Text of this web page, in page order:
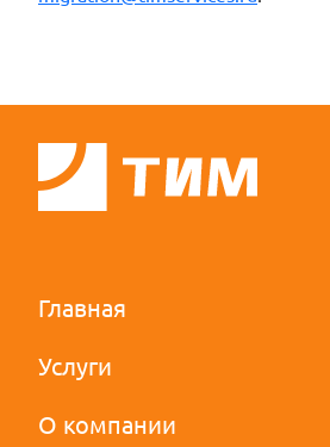
Главная
Услуги
О компании